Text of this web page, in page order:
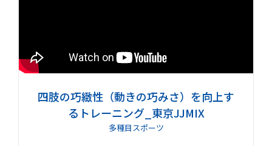
四肢の巧緻性（動きの巧みさ）を向上す
るトレーニング_東京JJMIX
多種目スポーツ